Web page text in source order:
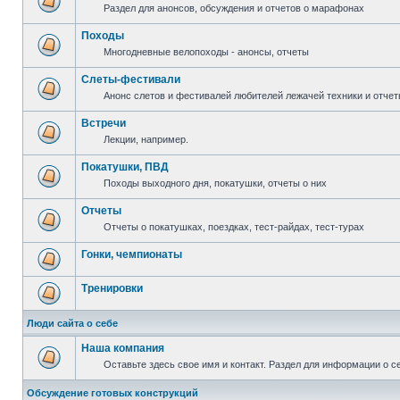
Раздел для анонсов, обсуждения и отчетов о марафонах
Походы
Многодневные велопоходы - анонсы, отчеты
Слеты-фестивали
Анонс слетов и фестивалей любителей лежачей техники и
Встречи
Лекции, например.
Покатушки, ПВД
Походы выходного дня, покатушки, отчеты о них
Отчеты
Отчеты о покатушках, поездках, тест-райдах, тест-турах
Гонки, чемпионаты
Тренировки
Люди сайта о себе
Наша компания
Оставьте здесь свое имя и контакт. Раздел для информации о
Обсуждение готовых конструкций